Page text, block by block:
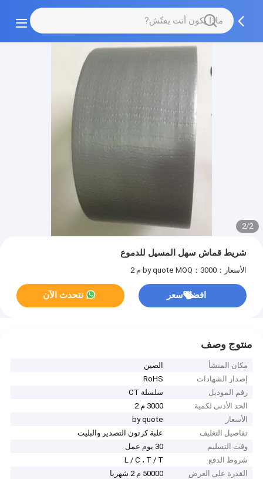
2/2
شريط قماش سهل المسيل للدموع
الأسعار：by quote MOQ：3000 م 2
افضل سعر نتحدث الآن
منتوج وصف
مكان المنشأ
الصين
إصدار الشهادات
RoHS
رقم الموديل
سلسلة CT
الحد الأدنى لكمية
3000 م 2
الأسعار
by quote
تفاصيل التغليف
علبة كرتون التصدير والبليت
وقت التسليم
30 يوم عمل
شروط الدفع
L / C ، T / T
القدرة على العرض
50000 م 2 شهريا